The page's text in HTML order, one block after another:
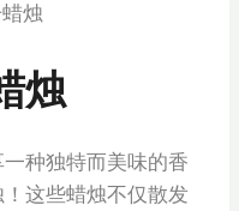
烛
烛
种独特而美味的香
这些蜡烛不仅散发